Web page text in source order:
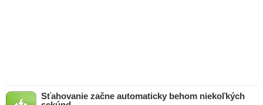
Sťahovanie začne automaticky behom niekoľkých